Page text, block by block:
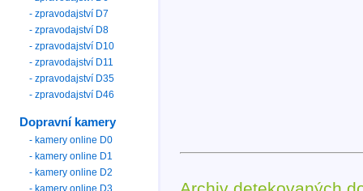
- zpravodajství D7
- zpravodajství D8
- zpravodajství D10
- zpravodajství D11
- zpravodajství D35
- zpravodajství D46
Dopravní kamery
- kamery online D0
- kamery online D1
- kamery online D2
- kamery online D3